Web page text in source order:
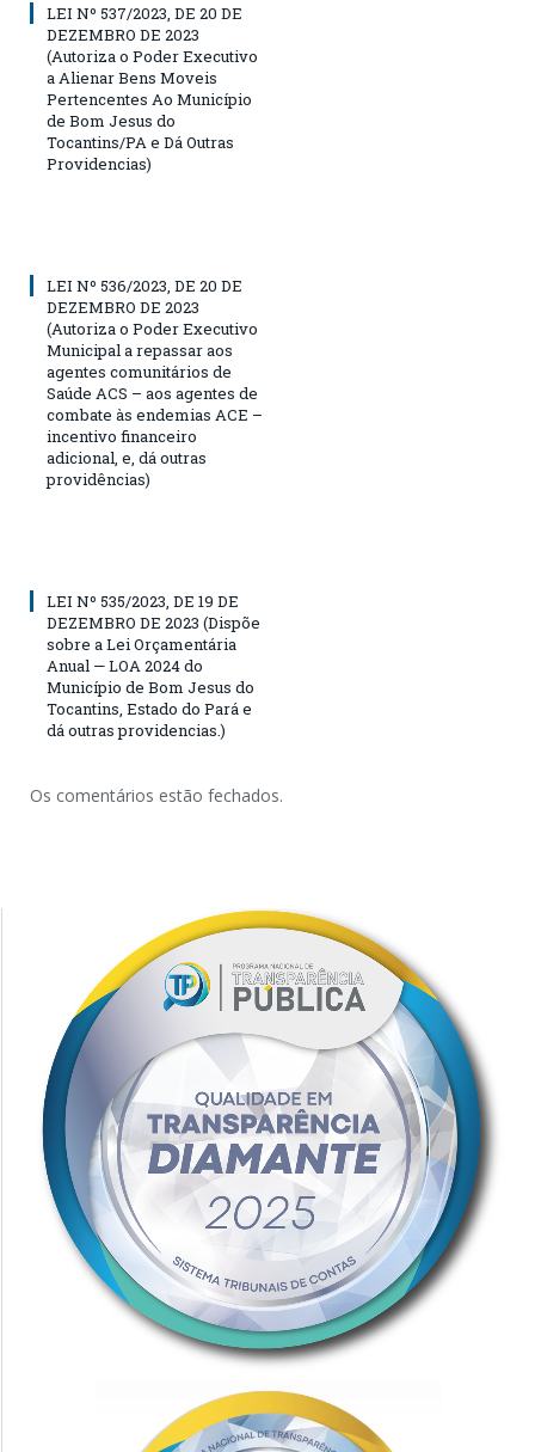
LEI Nº 537/2023, DE 20 DE
DEZEMBRO DE 2023
(Autoriza o Poder Executivo
a Alienar Bens Moveis
Pertencentes Ao Município
de Bom Jesus do
Tocantins/PA e Dá Outras
Providencias)
LEI Nº 536/2023, DE 20 DE
DEZEMBRO DE 2023
(Autoriza o Poder Executivo
Municipal a repassar aos
agentes comunitários de
Saúde ACS – aos agentes de
combate às endemias ACE –
incentivo financeiro
adicional, e, dá outras
providências)
LEI Nº 535/2023, DE 19 DE
DEZEMBRO DE 2023 (Dispõe
sobre a Lei Orçamentária
Anual — LOA 2024 do
Município de Bom Jesus do
Tocantins, Estado do Pará e
dá outras providencias.)
Os comentários estão fechados.